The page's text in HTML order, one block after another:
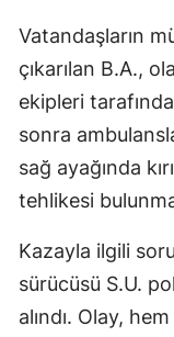
Vatandaşların
çıkarılan B.A.,
ekipleri
sonra
sağ ayağında
tehlikesi
Kazayla ilgili
sürücüsü S.U.
alındı. Olay,